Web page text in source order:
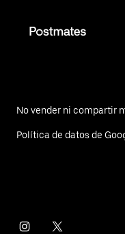
No vender ni compartir
Política de datos de